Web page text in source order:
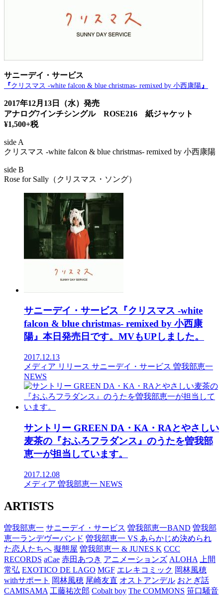
サニーデイ・サービス
『クリスマス -white falcon & blue christmas- remixed by 小西康陽』
2017年12月13日（水）発売
アナログ7インチシングル ROSE216 紙ジャケット
¥1,500+税
side A
クリスマス -white falcon & blue christmas- remixed by 小西康陽
side B
Rose for Sally（クリスマス・ソング）
サニーデイ・サービス『クリスマス -white
falcon & blue christmas- remixed by 小西康
陽』本日発売日です。MVもUPしました。
2017.12.13
メディア リリース サニーデイ・サービス 曽我部恵一
NEWS
サントリー GREEN DA・KA・RAとやさしい
麦茶の『おふろフラダンス』のうたを曽我部
恵一が担当しています。
2017.12.08
メディア 曽我部恵一 NEWS
ARTISTS
曽我部恵一 サニーデイ・サービス 曽我部恵一BAND 曽我部
恵一ランデヴーバンド 曽我部恵一 VS あらかじめ決められ
た恋人たちへ 擬態屋 曽我部恵一 & JUNES K CCC
RECORDS aCae 赤田あつき アニメーションズ ALOHA
上間
常弘 EXOTICO DE LAGO MGF エレキコミック 岡林風穂
withサポート 岡林風穂 尾崎友直 オストアンデル おとぎ話
CAMISAMA 工藤祐次郎 Cobalt boy The COMMONS 笹口騒音